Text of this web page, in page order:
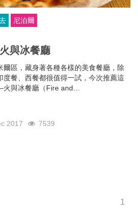
尼泊爾
與冰餐廳
爾區，藏身著各種各樣的美食餐廳，除
度餐、西餐都很值得一試，今次推薦這
與冰餐廳（Fire and
2017 7539
1